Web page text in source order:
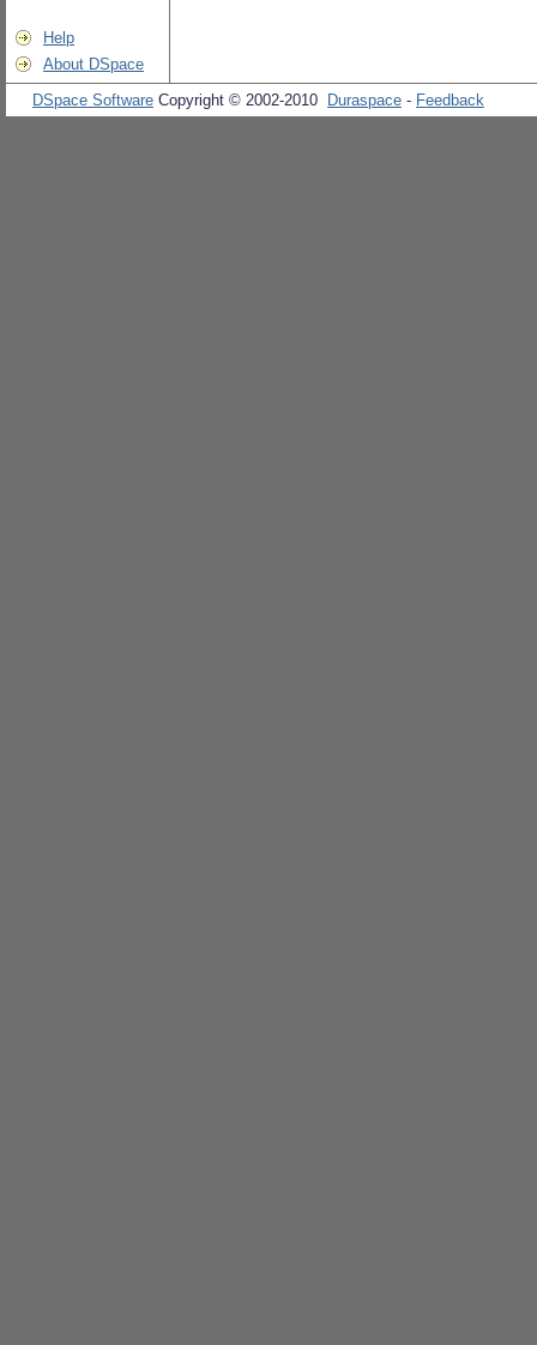
Help
About DSpace
DSpace Software Copyright © 2002-2010 Duraspace - Feedback